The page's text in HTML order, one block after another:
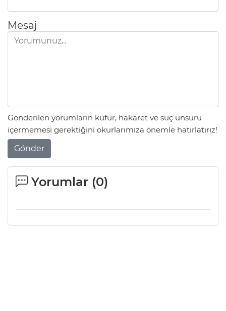
Mesaj
Gönderilen yorumların küfür, hakaret ve suç unsuru
içermemesi gerektiğini okurlarımıza önemle hatırlatırız!
Gönder
Yorumlar (0)